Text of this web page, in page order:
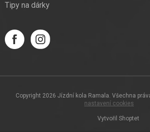
Tipy na dárky
Vytvořil Shoptet
Copyright 2026 Jízdní kola Ramala. Všechna
nastavení cookies